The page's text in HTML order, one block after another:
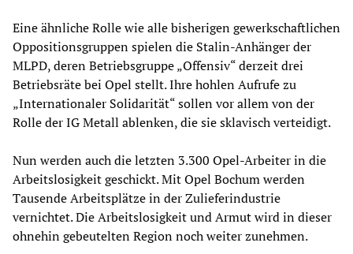
Eine ähnliche Rolle wie alle bisherigen gewerkschaftlichen
Oppositionsgruppen spielen die Stalin-Anhänger der
MLPD, deren Betriebsgruppe „Offensiv“ derzeit drei
Betriebsräte bei Opel stellt. Ihre hohlen Aufrufe zu
„Internationaler Solidarität“ sollen vor allem von der
Rolle der IG Metall ablenken, die sie sklavisch verteidigt.
Nun werden auch die letzten 3.300 Opel-Arbeiter in die
Arbeitslosigkeit geschickt. Mit Opel Bochum werden
Tausende Arbeitsplätze in der Zulieferindustrie
vernichtet. Die Arbeitslosigkeit und Armut wird in dieser
ohnehin gebeutelten Region noch weiter zunehmen.